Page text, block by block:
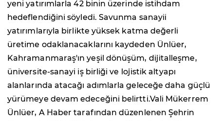
yeni yatırımlarla 42 binin üzerinde istihdam
hedeflendiğini söyledi. Savunma sanayii
yatırımlarıyla birlikte yüksek katma değerli
üretime odaklanacaklarını kaydeden Ünlüer,
Kahramanmaraş'ın yeşil dönüşüm, dijitalleşme,
üniversite-sanayi iş birliği ve lojistik altyapı
alanlarında atacağı adımlarla geleceğe daha güçlü
yürümeye devam edeceğini belirtti.Vali Mükerrem
Ünlüer, A Haber tarafından düzenlenen Şehrin